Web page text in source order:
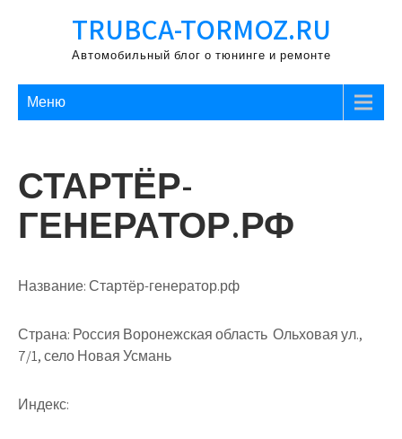
содержимому
TRUBCA-TORMOZ.RU
Автомобильный блог о тюнинге и ремонте
Меню
СТАРТЁР-
ГЕНЕРАТОР.РФ
Название:Стартёр-генератор.рф
Страна: Россия Воронежская область Ольховая ул.,
7/1, село Новая Усмань
Индекс: